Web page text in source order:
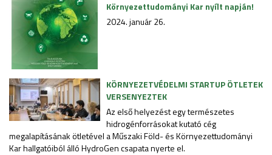
Környezettudományi Kar nyílt napján!
2024. január 26.
KÖRNYEZETVÉDELMI STARTUP ÖTLETEK
VERSENYEZTEK
Az első helyezést egy természetes
hidrogénforrásokat kutató cég
megalapításának ötletével a Műszaki Föld- és Környezettudományi
Kar hallgatóiból álló HydroGen csapata nyerte el.